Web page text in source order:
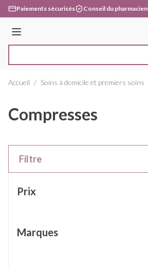
Aller au contenu
Paiements sécurisés Conseil du pharmacien
Menu
Accueil / Soins à domicile et premiers soins
Compresses
Filtre
Prix
Marques